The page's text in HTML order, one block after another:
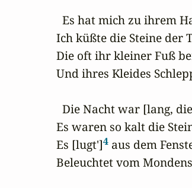
Es hat mich zu ihrem
Ich küßte die Steine der
Die oft ihr kleiner Fuß
Und ihres Kleides
Die Nacht war [lang,
Es waren so kalt die
Es [lugt']4 aus dem
Beleuchtet vom